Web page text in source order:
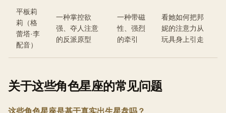
平板莉
莉（格
蕾塔·李
配音）
一种掌控欲
强、夺人注意
的反派原型
一种带磁
性、强烈
的牵引
看她如何把邦
妮的注意力从
玩具身上引走
关于这些角色星座的常见问题
这些角色星座是基于真实出生星盘吗？